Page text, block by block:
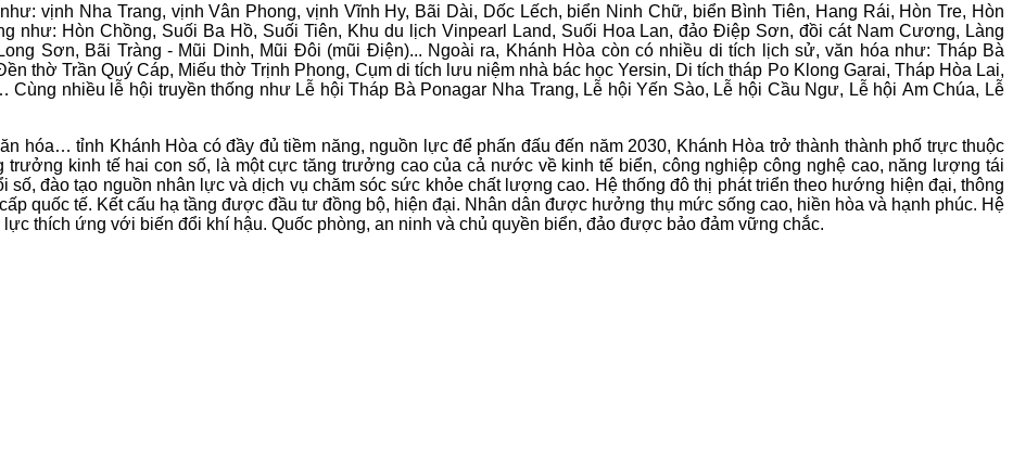
vịnh Nha Trang, vịnh Vân Phong, vịnh Vĩnh Hy, Bãi Dài, Dốc Lếch, biển Ninh Chữ, biển Bình Tiên, Hang Rái, Hòn Tre, Hòn
như: Hòn Chồng, Suối Ba Hồ, Suối Tiên, Khu du lịch Vinpearl Land, Suối Hoa Lan, đảo Điệp Sơn, đồi cát Nam Cương, Làng
Sơn, Bãi Tràng - Mũi Dinh, Mũi Đôi (mũi Điện)... Ngoài ra, Khánh Hòa còn có nhiều di tích lịch sử, văn hóa như: Tháp Bà
thờ Trần Quý Cáp, Miếu thờ Trịnh Phong, Cụm di tích lưu niệm nhà bác học Yersin, Di tích tháp Po Klong Garai, Tháp Hòa Lai,
nhiều lễ hội truyền thống như Lễ hội Tháp Bà Ponagar Nha Trang, Lễ hội Yến Sào, Lễ hội Cầu Ngư, Lễ hội Am Chúa, Lễ
hóa… tỉnh Khánh Hòa có đầy đủ tiềm năng, nguồn lực để phấn đấu đến năm 2030, Khánh Hòa trở thành thành phố trực thuộc
trưởng kinh tế hai con số, là một cực tăng trưởng cao của cả nước về kinh tế biển, công nghiệp công nghệ cao, năng lượng tái
số, đào tạo nguồn nhân lực và dịch vụ chăm sóc sức khỏe chất lượng cao. Hệ thống đô thị phát triển theo hướng hiện đại, thông
quốc tế. Kết cấu hạ tầng được đầu tư đồng bộ, hiện đại. Nhân dân được hưởng thụ mức sống cao, hiền hòa và hạnh phúc. Hệ
thích ứng với biến đổi khí hậu. Quốc phòng, an ninh và chủ quyền biển, đảo được bảo đảm vững chắc.